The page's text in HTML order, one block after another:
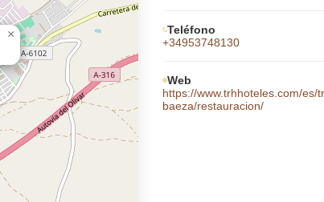
×
Teléfono
+34953748130
Web
https://www.trhhoteles.com/es/
baeza/restauracion/